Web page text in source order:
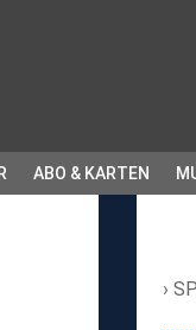
ABO & KARTEN